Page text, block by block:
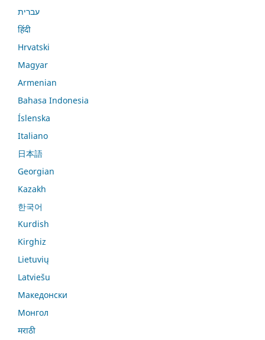
עברית
हिंदी
Hrvatski
Magyar
Armenian
Bahasa Indonesia
Íslenska
Italiano
日本語
Georgian
Kazakh
한국어
Kurdish
Kirghiz
Lietuvių
Latviešu
Македонски
Монгол
मराठी